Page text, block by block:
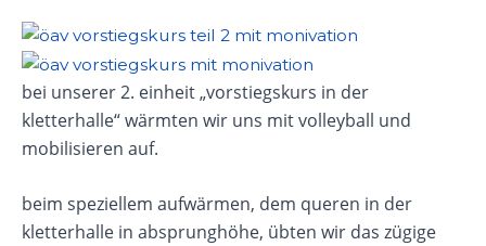
bei unserer 2. einheit „vorstiegskurs in der
kletterhalle“ wärmten wir uns mit volleyball und
mobilisieren auf.
beim speziellem aufwärmen, dem queren in der
kletterhalle in absprunghöhe, übten wir das zügige